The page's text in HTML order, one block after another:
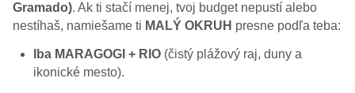
Gramado). Ak ti stačí menej, tvoj budget nepustí alebo
nestíhaš, namiešame ti MALÝ OKRUH presne podľa teba:
Iba MARAGOGI + RIO (čistý plážový raj, duny a
ikonické mesto).